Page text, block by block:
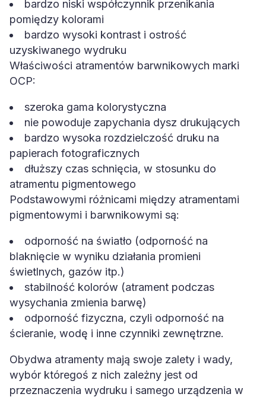
bardzo niski współczynnik przenikania
pomiędzy kolorami
bardzo wysoki kontrast i ostrość
uzyskiwanego wydruku
Właściwości atramentów barwnikowych marki
OCP:
szeroka gama kolorystyczna
nie powoduje zapychania dysz drukujących
bardzo wysoka rozdzielczość druku na
papierach fotograficznych
dłuższy czas schnięcia, w stosunku do
atramentu pigmentowego
Podstawowymi różnicami między atramentami
pigmentowymi i barwnikowymi są:
odporność na światło (odporność na
blaknięcie w wyniku działania promieni
świetlnych, gazów itp.)
stabilność kolorów (atrament podczas
wysychania zmienia barwę)
odporność fizyczna, czyli odporność na
ścieranie, wodę i inne czynniki zewnętrzne.
Obydwa atramenty mają swoje zalety i wady,
wybór któregoś z nich zależny jest od
przeznaczenia wydruku i samego urządzenia w